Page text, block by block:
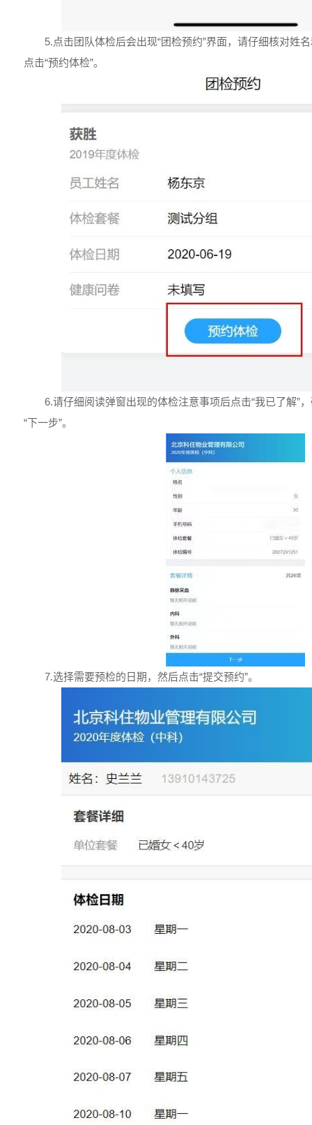
5.点击团队体检后会出现“团检预约”界面，请仔细核对姓
点击“预约体检”。
6.请仔细阅读弹窗出现的体检注意事项后点击“我已了解”
“下一步”。
7.选择需要预检的日期，然后点击“提交预约”。